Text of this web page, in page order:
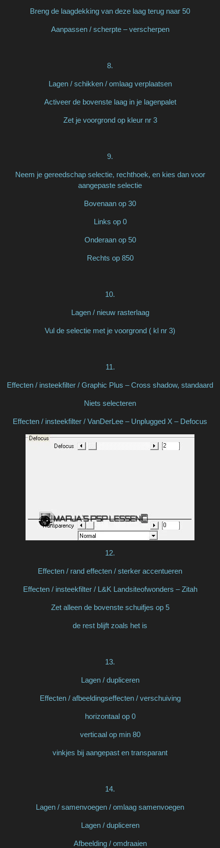
Breng de laagdekking van deze laag terug naar 50
Aanpassen / scherpte – verscherpen
8.
Lagen / schikken / omlaag verplaatsen
Activeer de bovenste laag in je lagenpalet
Zet je voorgrond op kleur nr 3
9.
Neem je gereedschap selectie, rechthoek, en kies dan voor
aangepaste selectie
Bovenaan op 30
Links op 0
Onderaan op 50
Rechts op 850
10.
Lagen / nieuw rasterlaag
Vul de selectie met je voorgrond ( kl nr 3)
11.
Effecten / insteekfilter / Graphic Plus – Cross shadow, standaard
Niets selecteren
Effecten / insteekfilter / VanDerLee – Unplugged X – Defocus
12.
Effecten / rand effecten / sterker accentueren
Effecten / insteekfilter / L&K Landsiteofwonders – Zitah
Zet alleen de bovenste schuifjes op 5
de rest blijft zoals het is
13.
Lagen / dupliceren
Effecten / afbeeldingseffecten / verschuiving
horizontaal op 0
verticaal op min 80
vinkjes bij aangepast en transparant
14.
Lagen / samenvoegen / omlaag samenvoegen
Lagen / dupliceren
Afbeelding / omdraaien